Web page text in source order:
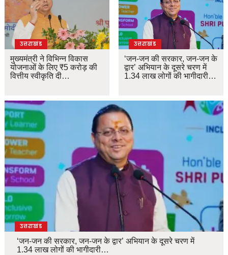
उत्तराखंड
मुख्यमंत्री ने विभिन्न विकास
योजनाओं के लिए ₹5 करोड़ की
वित्तीय स्वीकृति दी…
उत्तराखंड
‘जन-जन की सरकार, जन-जन के
द्वार’ अभियान के दूसरे चरण में
1.34 लाख लोगों की भागीदारी…
उत्तराखंड
‘जन-जन की सरकार, जन-जन के द्वार’ अभियान के दूसरे चरण में
1.34 लाख लोगों की भागीदारी…